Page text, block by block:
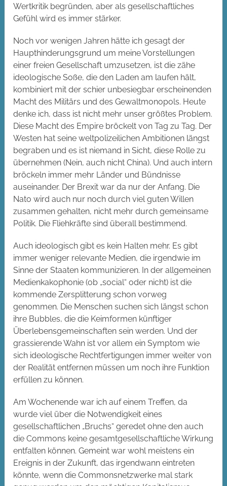
Wertkritik begründen, aber als gesellschaftliches
Gefühl wird es immer stärker.
Noch vor wenigen Jahren hätte ich gesagt der
Haupthinderungsgrund um meine Vorstellungen
einer freien Gesellschaft umzusetzen, ist die zähe
ideologische Soße, die den Laden am laufen hält,
kombiniert mit der schier unbesiegbar erscheinenden
Macht des Militärs und des Gewaltmonopols. Heute
denke ich, dass ist nicht mehr unser größtes Problem.
Diese Macht des Empire bröckelt von Tag zu Tag. Der
Westen hat seine weltpolizeilichen Ambitionen längst
begraben und es ist niemand in Sicht, diese Rolle zu
übernehmen (Nein, auch nicht China). Und auch intern
bröckeln immer mehr Länder und Bündnisse
auseinander. Der Brexit war da nur der Anfang. Die
Nato wird auch nur noch durch viel guten Willen
zusammen gehalten, nicht mehr durch gemeinsame
Politik. Die Fliehkräfte sind überall bestimmend.
Auch ideologisch gibt es kein Halten mehr. Es gibt
immer weniger relevante Medien, die irgendwie im
Sinne der Staaten kommunizieren. In der allgemeinen
Medienkakophonie (ob „social“ oder nicht) ist die
kommende Zersplitterung schon vorweg
genommen. Die Menschen suchen sich längst schon
ihre Bubbles, die die Keimformen künftiger
Überlebensgemeinschaften sein werden. Und der
grassierende Wahn ist vor allem ein Symptom wie
sich ideologische Rechtfertigungen immer weiter von
der Realität entfernen müssen um noch ihre Funktion
erfüllen zu können.
Am Wochenende war ich auf einem Treffen, da
wurde viel über die Notwendigkeit eines
gesellschaftlichen „Bruchs“ geredet ohne den auch
die Commons keine gesamtgesellschaftliche Wirkung
entfalten können. Gemeint war wohl meistens ein
Ereignis in der Zukunft, das irgendwann eintreten
könnte, wenn die Commonsnetzwerke mal stark